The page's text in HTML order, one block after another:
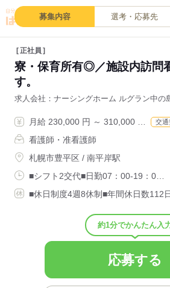
募集内容 選考・応募先
正社員
寮・保育所有◎／施設内訪問
す。
求人会社 ナーシングホーム ルグラン中の
月給 230,000 円 ～ 310,000 … 交通
看護師・准看護師
札幌市豊平区 / 南平岸駅
■シフト2交代■日勤07：00-19：0…
■休日制度4週8休制■年間休日数112
約1分でかんたん入
応募する